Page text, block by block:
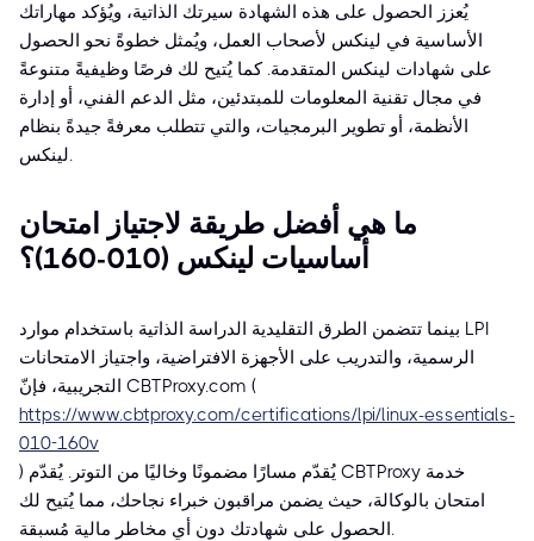
يُعزز الحصول على هذه الشهادة سيرتك الذاتية، ويُؤكد مهاراتك
الأساسية في لينكس لأصحاب العمل، ويُمثل خطوةً نحو الحصول
على شهادات لينكس المتقدمة. كما يُتيح لك فرصًا وظيفيةً متنوعةً
في مجال تقنية المعلومات للمبتدئين، مثل الدعم الفني، أو إدارة
الأنظمة، أو تطوير البرمجيات، والتي تتطلب معرفةً جيدةً بنظام
لينكس.
ما هي أفضل طريقة لاجتياز امتحان
أساسيات لينكس (010-160)؟
بينما تتضمن الطرق التقليدية الدراسة الذاتية باستخدام موارد LPI
الرسمية، والتدريب على الأجهزة الافتراضية، واجتياز الامتحانات
التجريبية، فإنّ CBTProxy.com (
https://www.cbtproxy.com/certifications/lpi/linux-essentials-
010-160v
) يُقدّم مسارًا مضمونًا وخاليًا من التوتر. يُقدّم CBTProxy خدمة
امتحان بالوكالة، حيث يضمن مراقبون خبراء نجاحك، مما يُتيح لك
الحصول على شهادتك دون أي مخاطر مالية مُسبقة.